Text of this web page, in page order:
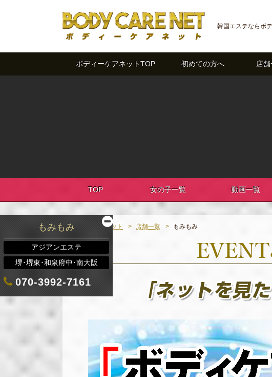
韓国エステならボ
ボディーケアネットTOP 初めての方へ 店
TOP 女の子一覧 動画一覧
もみもみ
アジアンエステ
堺･堺東･和泉府中･南大阪
070-3992-7161
ボディーケアネット 店舗一覧 もみもみ